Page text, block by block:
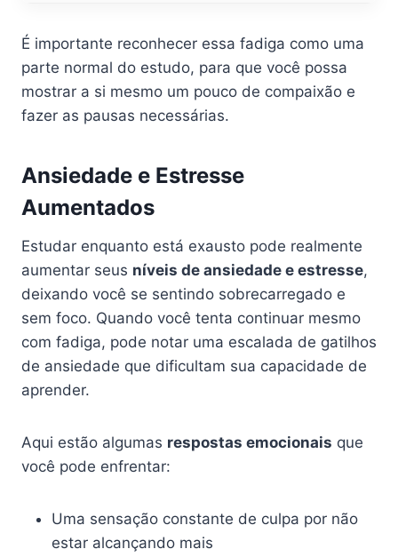
É importante reconhecer essa fadiga como uma
parte normal do estudo, para que você possa
mostrar a si mesmo um pouco de compaixão e
fazer as pausas necessárias.
Ansiedade e Estresse
Aumentados
Estudar enquanto está exausto pode realmente
aumentar seus níveis de ansiedade e estresse,
deixando você se sentindo sobrecarregado e
sem foco. Quando você tenta continuar mesmo
com fadiga, pode notar uma escalada de gatilhos
de ansiedade que dificultam sua capacidade de
aprender.
Aqui estão algumas respostas emocionais que
você pode enfrentar:
Uma sensação constante de culpa por não
estar alcançando mais